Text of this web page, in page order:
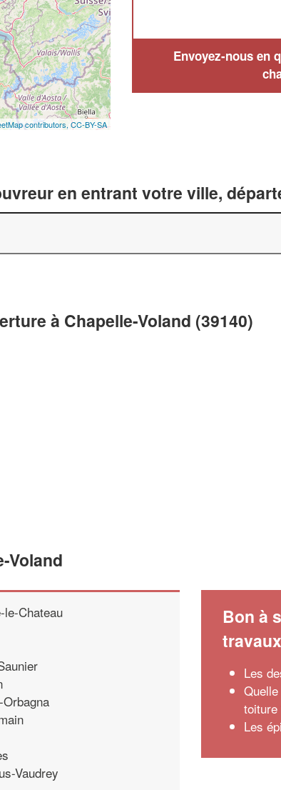
contributors, CC-BY-SA
Envoyez-nous en
en entrant votre ville,
à Chapelle-Voland (39140)
Voland
le-Chateau
Vaudrey
Bon à
travaux
Les
toiture
Les